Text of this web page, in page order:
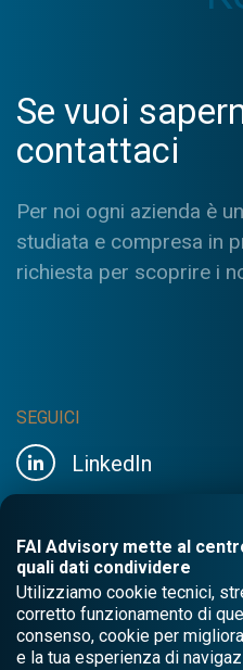
Se vuoi
contattaci
Per noi ogni azienda è
studiata e compresa in
richiesta per scoprire i
SEGUICI
LinkedIn
FAI Advisory mette al
quali dati condividere
Utilizziamo cookie tecnici,
corretto funzionamento di
consenso, cookie per
e la tua esperienza di